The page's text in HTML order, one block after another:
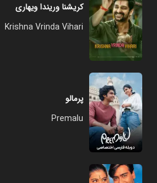
کریشنا وریندا ویهاری
Krishna Vrinda Vihari
پرمالو
Premalu